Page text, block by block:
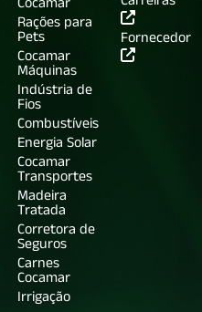
Cocamar
Rações para
Pets
Cocamar
Máquinas
Indústria de
Fios
Combustíveis
Energia Solar
Cocamar
Transportes
Madeira
Tratada
Corretora de
Seguros
Carnes
Cocamar
Irrigação
Fornecedor